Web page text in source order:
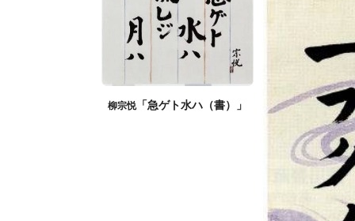
柳宗悦「急ゲト水ハ（書）」